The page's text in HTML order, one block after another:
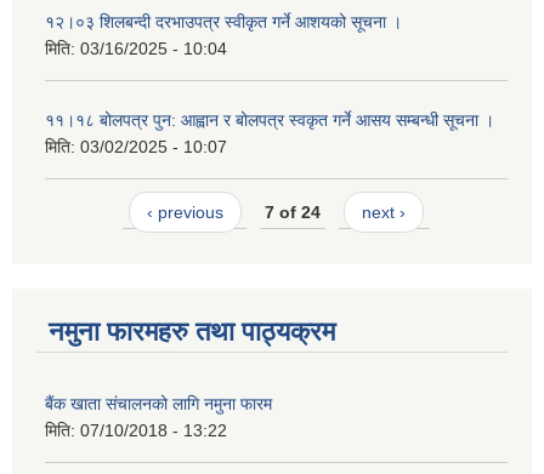
१२।०३ शिलबन्दी दरभाउपत्र स्वीकृत गर्ने आशयको सूचना ।
मिति: 03/16/2025 - 10:04
११।१८ बोलपत्र पुन: आह्वान र बोलपत्र स्वकृत गर्ने आसय सम्बन्धी सूचना ।
मिति: 03/02/2025 - 10:07
‹ previous 7 of 24 next ›
नमुना फारमहरु तथा पाठ्यक्रम
बैंक खाता संचालनको लागि नमुना फारम
मिति: 07/10/2018 - 13:22